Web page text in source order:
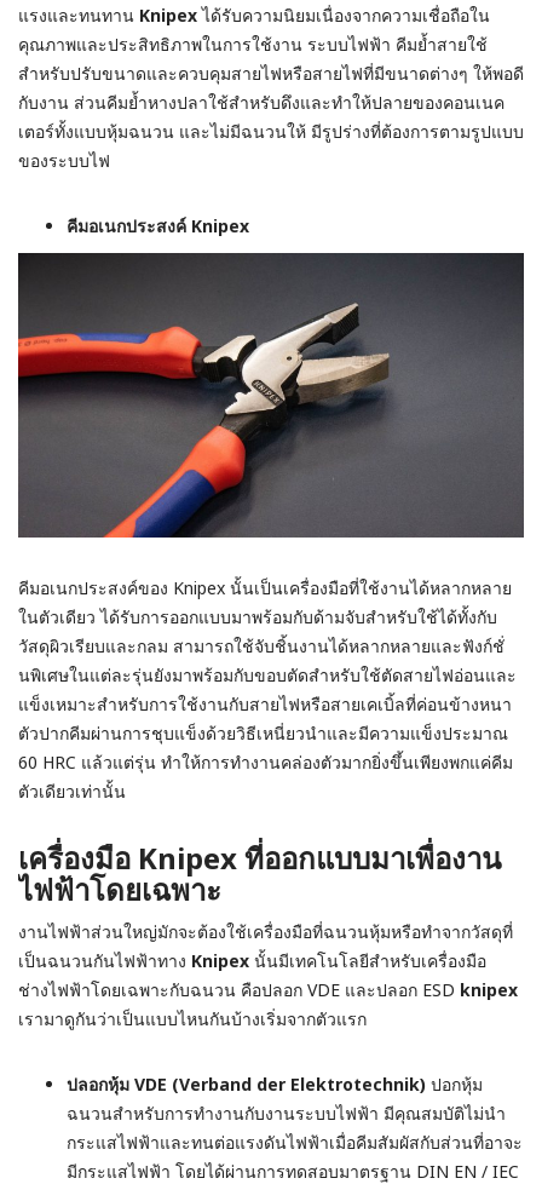
แรงและทนทาน Knipexได้รับความนิยมเนื่องจากความเชื่อถือใน
คุณภาพและประสิทธิภาพในการใช้งาน ระบบไฟฟ้า คีมย้ำสายใช้
สำหรับปรับขนาดและควบคุมสายไฟหรือสายไฟที่มีขนาดต่างๆ ให้พอดี
กับงาน ส่วนคีมย้ำหางปลาใช้สำหรับดึงและทำให้ปลายของคอนเนค
เตอร์ทั้งแบบหุ้มฉนวน และไม่มีฉนวนให้ มีรูปร่างที่ต้องการตามรูปแบบ
ของระบบไฟ
คีมอเนกประสงค์ Knipex
คีมอเนกประสงค์ของ Knipex นั้นเป็นเครื่องมือที่ใช้งานได้หลากหลาย
ในตัวเดียว ได้รับการออกแบบมาพร้อมกับด้ามจับสำหรับใช้ได้ทั้งกับ
วัสดุผิวเรียบและกลม สามารถใช้จับชิ้นงานได้หลากหลายและฟังก์ชั่
นพิเศษในแต่ละรุ่นยังมาพร้อมกับขอบตัดสำหรับใช้ตัดสายไฟอ่อนและ
แข็งเหมาะสำหรับการใช้งานกับสายไฟหรือสายเคเบิ้ลที่ค่อนข้างหนา
ตัวปากคีมผ่านการชุบแข็งด้วยวิธีเหนี่ยวนำและมีความแข็งประมาณ
60 HRC แล้วแต่รุ่น ทำให้การทำงานคล่องตัวมากยิ่งขึ้นเพียงพกแค่คีม
ตัวเดียวเท่านั้น
เครื่องมือ Knipex ที่ออกแบบมาเพื่องาน
ไฟฟ้าโดยเฉพาะ
งานไฟฟ้าส่วนใหญ่มักจะต้องใช้เครื่องมือที่ฉนวนหุ้มหรือทำจากวัสดุที่
เป็นฉนวนกันไฟฟ้าทาง Knipex นั้นมีเทคโนโลยีสำหรับเครื่องมือ
ช่างไฟฟ้าโดยเฉพาะกับฉนวน คือปลอก VDE และปลอก ESD knipex
เรามาดูกันว่าเป็นแบบไหนกันบ้างเริ่มจากตัวแรก
ปลอกหุ้ม VDE (Verband der Elektrotechnik) ปอกหุ้ม
ฉนวนสำหรับการทำงานกับงานระบบไฟฟ้า มีคุณสมบัติไม่นำ
กระแสไฟฟ้าและทนต่อแรงดันไฟฟ้าเมื่อคีมสัมผัสกับส่วนที่อาจะ
มีกระแสไฟฟ้า โดยได้ผ่านการทดสอบมาตรฐาน DIN EN / IEC